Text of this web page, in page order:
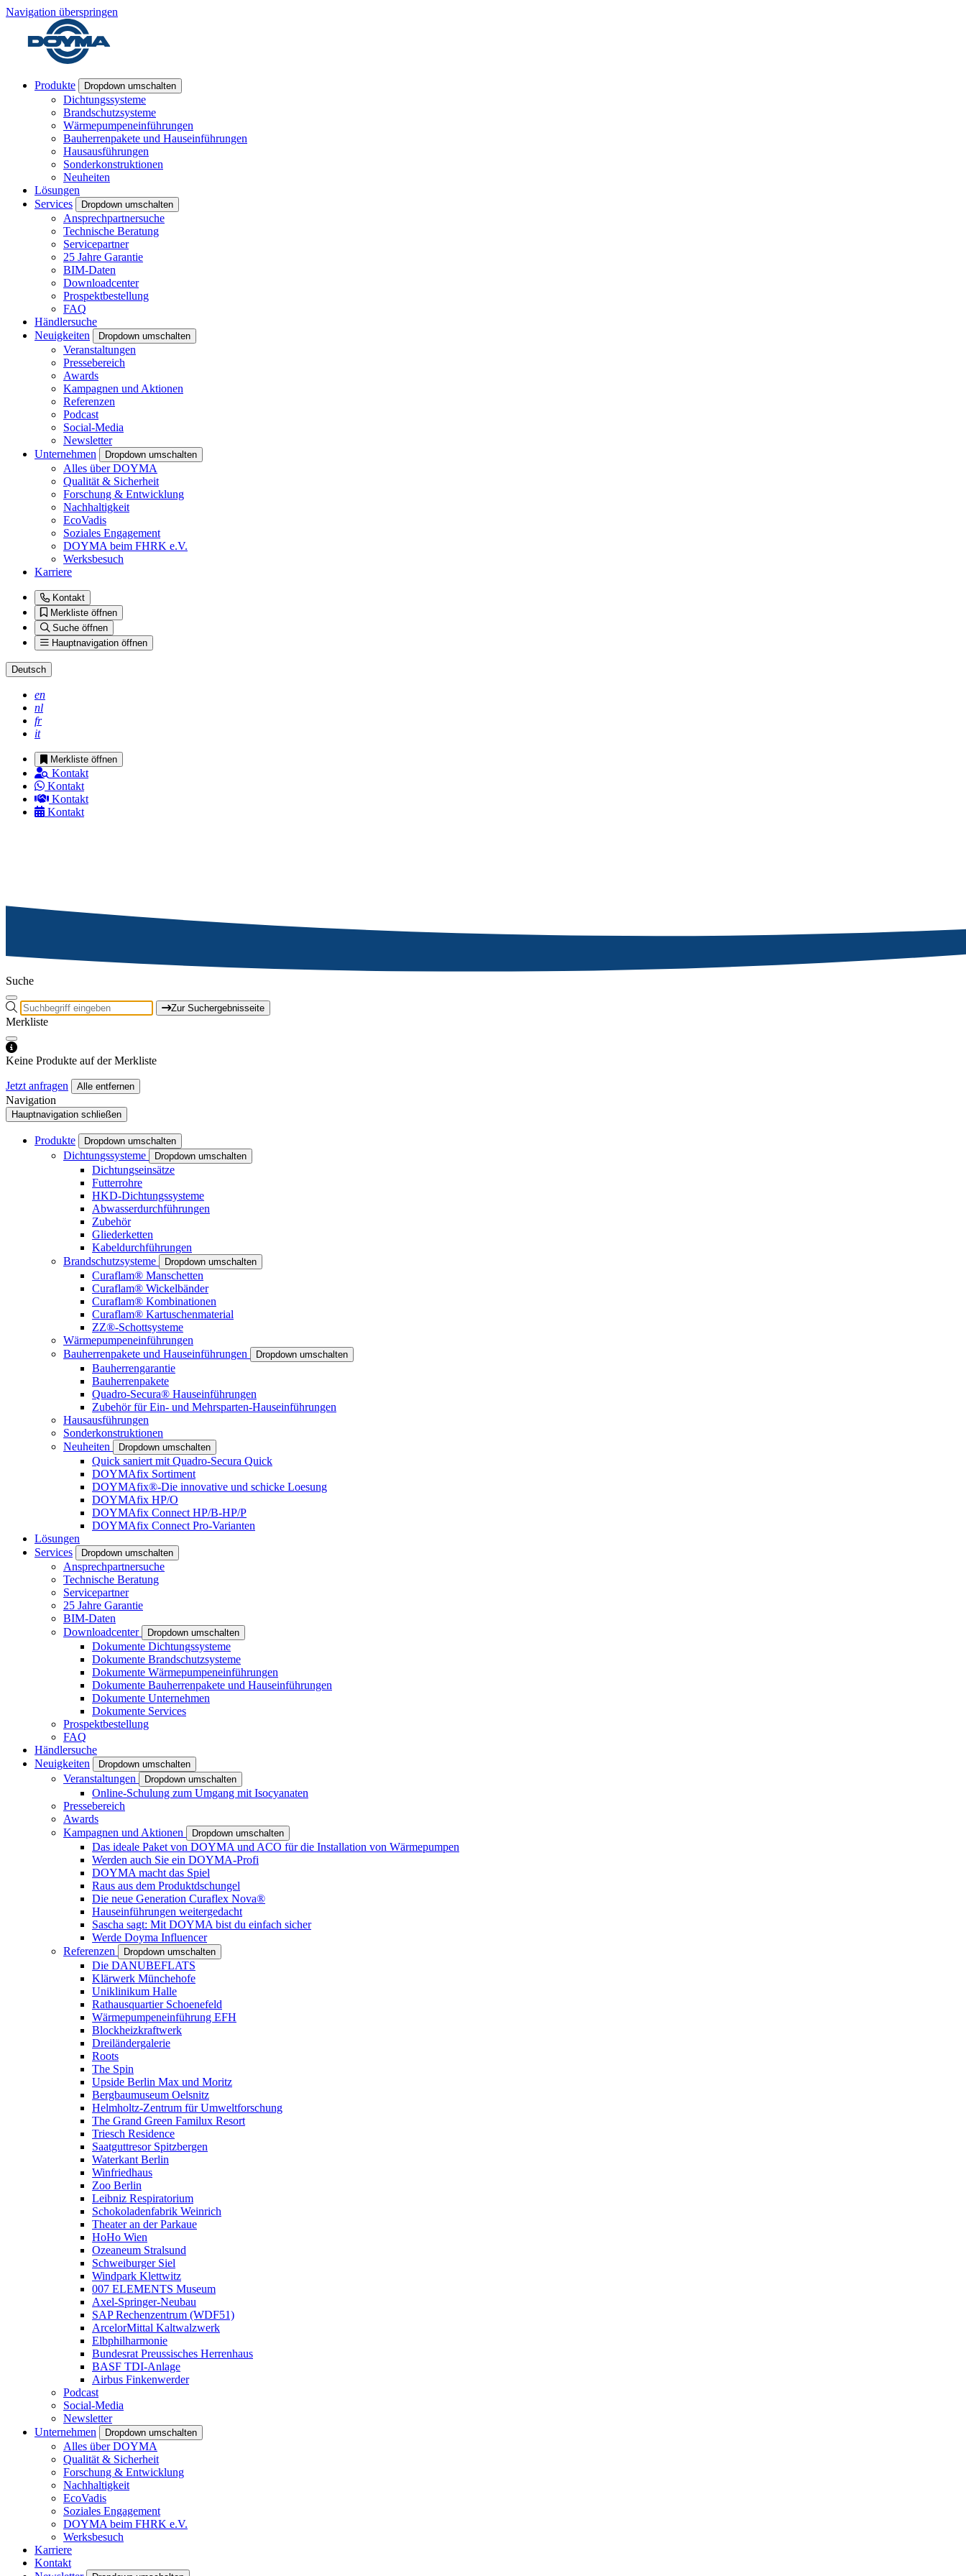
Navigation überspringen
Produkte Dropdown umschalten
Dichtungssysteme
Brandschutzsysteme
Wärmepumpeneinführungen
Bauherrenpakete und Hauseinführungen
Hausausführungen
Sonderkonstruktionen
Neuheiten
Lösungen
Services
Dropdown umschalten
Ansprechpartnersuche
Technische Beratung
Servicepartner
25 Jahre Garantie
BIM-Daten
Downloadcenter
Prospektbestellung
FAQ
Händlersuche
Neuigkeiten
Dropdown umschalten
Veranstaltungen
Pressebereich
Awards
Kampagnen und Aktionen
Referenzen
Podcast
Social-Media
Newsletter
Unternehmen
Dropdown umschalten
Alles über DOYMA
Qualität & Sicherheit
Forschung & Entwicklung
Nachhaltigkeit
EcoVadis
Soziales Engagement
DOYMA beim FHRK e.V.
Werksbesuch
Karriere
Kontakt
Merkliste öffnen
Suche öffnen
Hauptnavigation öffnen
Deutsch
en
nl
fr
it
Merkliste öffnen
Kontakt
Kontakt
Kontakt
Kontakt
Suche
Zur Suchergebnisseite
Merkliste
Keine Produkte auf der Merkliste
Jetzt anfragen Alle entfernen
Navigation
Hauptnavigation schließen
Produkte Dropdown umschalten
Dichtungssysteme Dropdown umschalten
Dichtungseinsätze
Futterrohre
HKD-Dichtungssysteme
Abwasserdurchführungen
Zubehör
Gliederketten
Kabeldurchführungen
Brandschutzsysteme
Dropdown umschalten
Curaflam® Manschetten
Curaflam® Wickelbänder
Curaflam® Kombinationen
Curaflam® Kartuschenmaterial
ZZ®-Schottsysteme
Wärmepumpeneinführungen
Bauherrenpakete und Hauseinführungen
Dropdown umschalten
Bauherrengarantie
Bauherrenpakete
Quadro-Secura® Hauseinführungen
Zubehör für Ein- und Mehrsparten-Hauseinführungen
Hausausführungen
Sonderkonstruktionen
Neuheiten
Dropdown umschalten
Quick saniert mit Quadro-Secura Quick
DOYMAfix Sortiment
DOYMAfix®-Die innovative und schicke Loesung
DOYMAfix HP/O
DOYMAfix Connect HP/B-HP/P
DOYMAfix Connect Pro-Varianten
Lösungen
Services
Dropdown umschalten
Ansprechpartnersuche
Technische Beratung
Servicepartner
25 Jahre Garantie
BIM-Daten
Downloadcenter
Dropdown umschalten
Dokumente Dichtungssysteme
Dokumente Brandschutzsysteme
Dokumente Wärmepumpeneinführungen
Dokumente Bauherrenpakete und Hauseinführungen
Dokumente Unternehmen
Dokumente Services
Prospektbestellung
FAQ
Händlersuche
Neuigkeiten
Dropdown umschalten
Veranstaltungen Dropdown umschalten
Online-Schulung zum Umgang mit Isocyanaten
Pressebereich
Awards
Kampagnen und Aktionen
Dropdown umschalten
Das ideale Paket von DOYMA und ACO für die Installation von Wärmepumpen
Werden auch Sie ein DOYMA-Profi
DOYMA macht das Spiel
Raus aus dem Produktdschungel
Die neue Generation Curaflex Nova®
Hauseinführungen weitergedacht
Sascha sagt: Mit DOYMA bist du einfach sicher
Werde Doyma Influencer
Referenzen
Dropdown umschalten
Die DANUBEFLATS
Klärwerk Münchehofe
Uniklinikum Halle
Rathausquartier Schoenefeld
Wärmepumpeneinführung EFH
Blockheizkraftwerk
Dreiländergalerie
Roots
The Spin
Upside Berlin Max und Moritz
Bergbaumuseum Oelsnitz
Helmholtz-Zentrum für Umweltforschung
The Grand Green Familux Resort
Triesch Residence
Saatguttresor Spitzbergen
Waterkant Berlin
Winfriedhaus
Zoo Berlin
Leibniz Respiratorium
Schokoladenfabrik Weinrich
Theater an der Parkaue
HoHo Wien
Ozeaneum Stralsund
Schweiburger Siel
Windpark Klettwitz
007 ELEMENTS Museum
Axel-Springer-Neubau
SAP Rechenzentrum (WDF51)
ArcelorMittal Kaltwalzwerk
Elbphilharmonie
Bundesrat Preussisches Herrenhaus
BASF TDI-Anlage
Airbus Finkenwerder
Podcast
Social-Media
Newsletter
Unternehmen
Dropdown umschalten
Alles über DOYMA
Qualität & Sicherheit
Forschung & Entwicklung
Nachhaltigkeit
EcoVadis
Soziales Engagement
DOYMA beim FHRK e.V.
Werksbesuch
Karriere
Kontakt